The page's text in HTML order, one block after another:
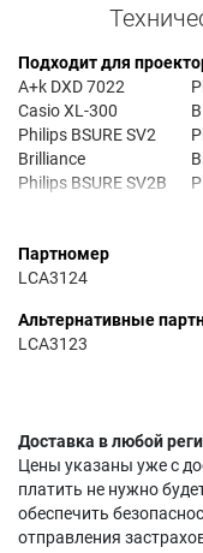
Подходит для
A+k DXD 7022
Casio XL-300
Philips BSURE SV2
Brilliance
Philips BSURE SV2B
Philips CCLEAR AIR
Philips CCLEAR AIR
Philips CCLEAR SG1
Philips CCLEAR SV1
WIRELESS
Philips CCLEAR XG1
Партномер
LCA3124
Альтернативные
LCA3123
Доставка в любой
Цены указаны уже с
платить не нужно
обеспечить
отправления